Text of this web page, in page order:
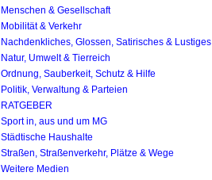
Menschen & Gesellschaft
Mobilität & Verkehr
Nachdenkliches, Glossen, Satirisches & Lustiges
Natur, Umwelt & Tierreich
Ordnung, Sauberkeit, Schutz & Hilfe
Politik, Verwaltung & Parteien
RATGEBER
Sport in, aus und um MG
Städtische Haushalte
Straßen, Straßenverkehr, Plätze & Wege
Weitere Medien